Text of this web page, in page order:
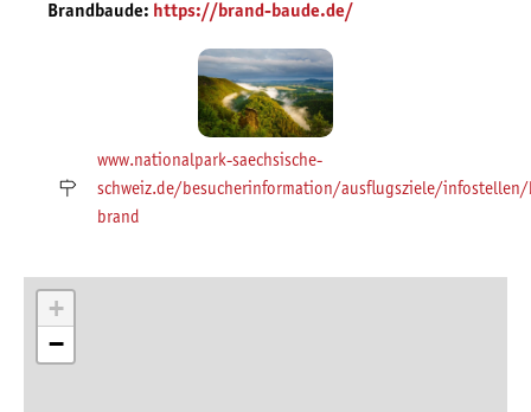
Brandbaude: https://brand-baude.de/
www.nationalpark-saechsische-
schweiz.de/besucherinformation/ausflugsziele/infostellen/
brand
+
−